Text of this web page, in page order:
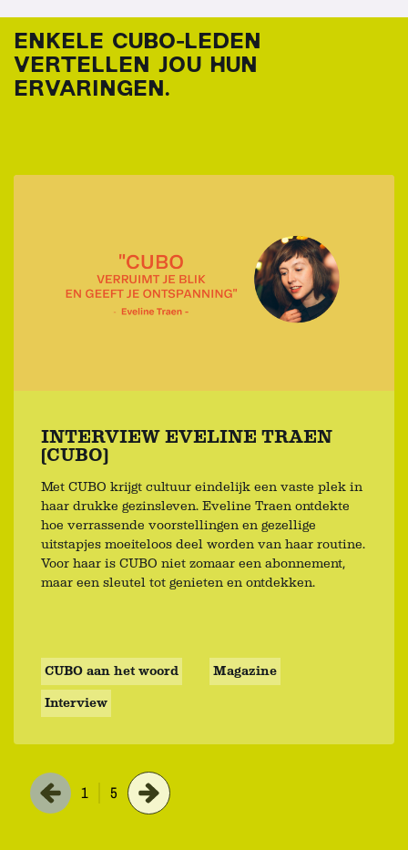
ENKELE CUBO-LEDEN
VERTELLEN JOU HUN
ERVARINGEN.
INTERVIEW EVELINE TRAEN
(CUBO)
Met CUBO krijgt cultuur eindelijk een vaste plek in
haar drukke gezinsleven. Eveline Traen ontdekte
hoe verrassende voorstellingen en gezellige
uitstapjes moeiteloos deel worden van haar routine.
Voor haar is CUBO niet zomaar een abonnement,
maar een sleutel tot genieten en ontdekken.
CUBO aan het woord Magazine
Interview
1 5